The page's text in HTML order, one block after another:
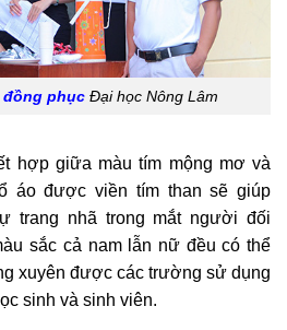
phục Đại học Nông Lâm
hợp giữa màu tím mộng mơ và
áo được viền tím than sẽ giúp
trang nhã trong mắt người đối
sắc cả nam lẫn nữ đều có thể
xuyên được các trường sử dụng
sinh và sinh viên.